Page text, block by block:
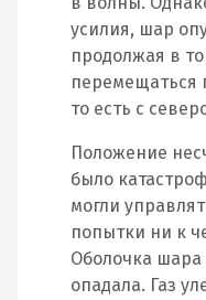
усилия, шар
продолжая в
перемещаться
то есть с
Положение
было
могли
попытки ни к
Оболочка шара
опадала. Газ